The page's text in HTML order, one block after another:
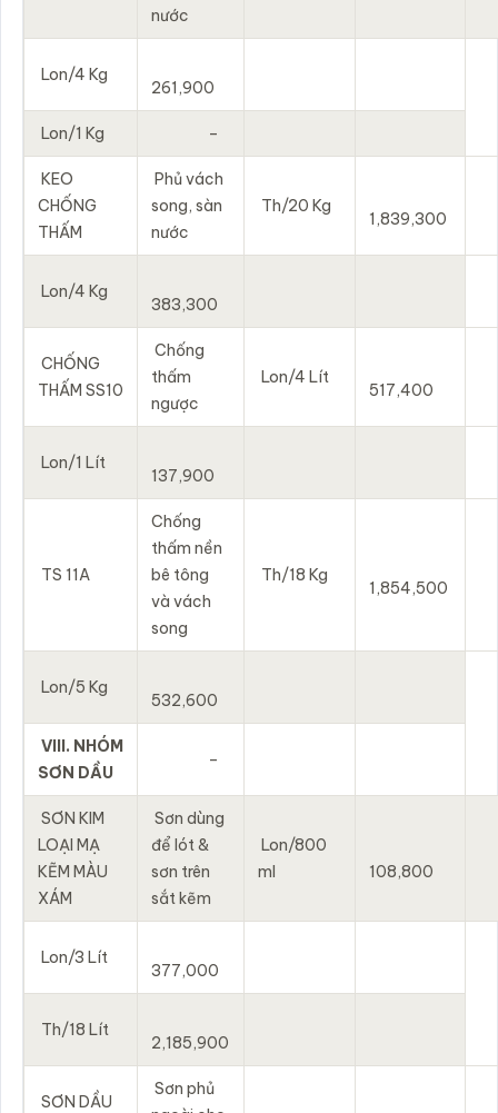
nước
Lon/4 Kg
261,900
Lon/1 Kg –
KEO
CHỐNG
THẤM
Phủ vách
song, sàn
nước
Th/20 Kg
1,839,300
Lon/4 Kg
383,300
CHỐNG
THẤM SS10
Chống
thấm
ngược
Lon/4 Lít
517,400
Lon/1 Lít
137,900
TS 11A
Chống
thấm nền
bê tông
và vách
song
Th/18 Kg
1,854,500
Lon/5 Kg
532,600
VIII. NHÓM
SƠN DẦU
–
SƠN KIM
LOẠI MẠ
KẼM MÀU
XÁM
Sơn dùng
để lót &
sơn trên
sắt kẽm
Lon/800
ml
108,800
Lon/3 Lít
377,000
Th/18 Lít
2,185,900
SƠN DẦU
Sơn phủ